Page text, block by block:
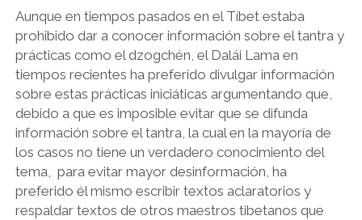
Aunque en tiempos pasados en el Tíbet estaba
prohibido dar a conocer información sobre el tantra y
prácticas como el dzogchén, el Dalái Lama en
tiempos recientes ha preferido divulgar información
sobre estas prácticas iniciáticas argumentando que,
debido a que es imposible evitar que se difunda
información sobre el tantra, la cual en la mayoría de
los casos no tiene un verdadero conocimiento del
tema, para evitar mayor desinformación, ha
preferido él mismo escribir textos aclaratorios y
respaldar textos de otros maestros tibetanos que